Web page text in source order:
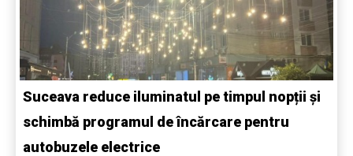
Suceava reduce iluminatul pe timpul nopții și
schimbă programul de încărcare pentru
autobuzele electrice